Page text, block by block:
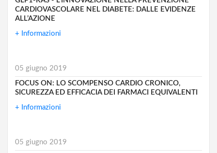
CARDIOVASCOLARE NEL DIABETE: DALLE EVIDENZE
ALL’AZIONE
+ Informazioni
05 giugno 2019
FOCUS ON: LO SCOMPENSO CARDIO CRONICO,
SICUREZZA ED EFFICACIA DEI FARMACI EQUIVALENTI
+ Informazioni
05 giugno 2019